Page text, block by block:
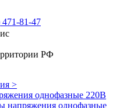
471-81-47
РФ
>
однофазные 220В
напряжения однофазные